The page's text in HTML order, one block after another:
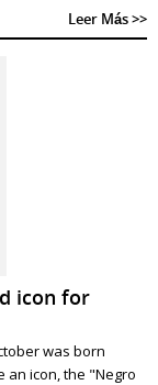
Leer Más >>
icon for
was born
an icon, the "Negro